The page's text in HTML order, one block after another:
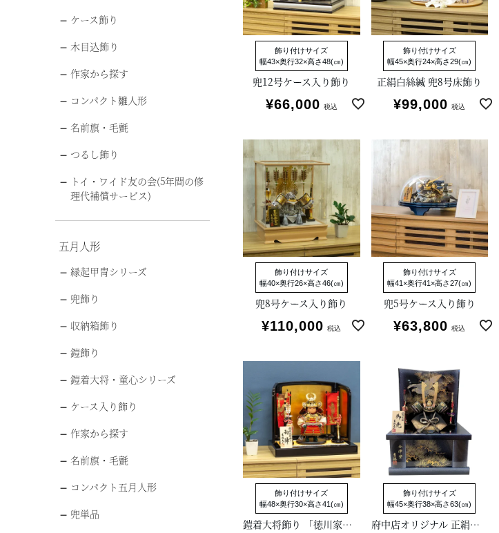
ケース飾り
木目込飾り
作家から探す
コンパクト雛人形
名前旗・毛氈
つるし飾り
トイ・ワイド友の会(5年間の修
理代補償サービス)
五月人形
縁起甲冑シリーズ
兜飾り
収納箱飾り
鎧飾り
鎧着大将・童心シリーズ
ケース入り飾り
作家から探す
名前旗・毛氈
コンパクト五月人形
兜単品
飾り付けサイズ
幅43×奥行32×高さ48(㎝)
兜12号ケース入り飾り
¥66,000 税込
飾り付けサイズ
幅45×奥行24×高さ29(㎝)
正絹白絲縅 兜8号床飾り
¥99,000 税込
飾り付けサイズ
幅40×奥行26×高さ46(㎝)
兜8号ケース入り飾り
¥110,000 税込
飾り付けサイズ
幅41×奥行41×高さ27(㎝)
兜5号ケース入り飾り
¥63,800 税込
飾り付けサイズ
幅48×奥行30×高さ41(㎝)
鎧着大将飾り 「徳川家康公」 清村好英作
飾り付けサイズ
幅45×奥行38×高さ63(㎝)
府中店オリジナル 正絹黒段縅 兜1/4 収納箱飾り